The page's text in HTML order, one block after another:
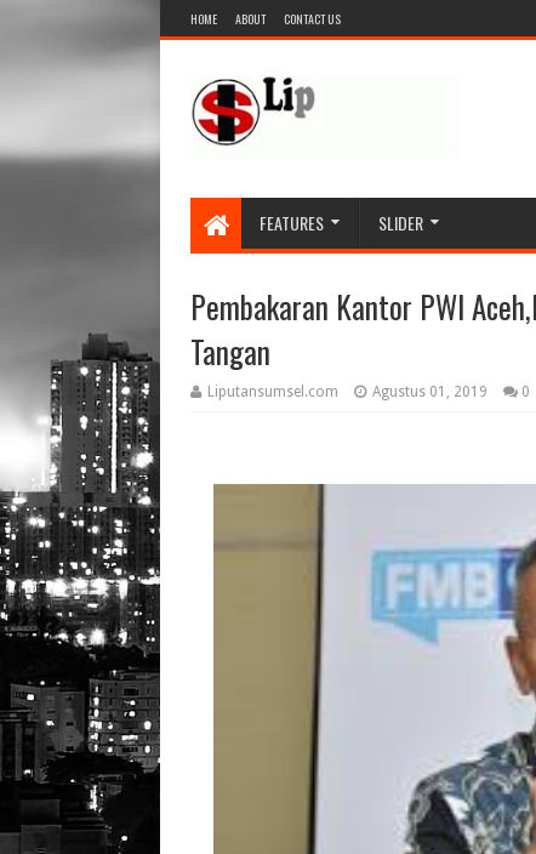
HOME ABOUT CONTACT US
FEATURES SLIDER
Pembakaran Kantor PWI
Tangan
Liputansumsel.com Agustus 01, 2019 0